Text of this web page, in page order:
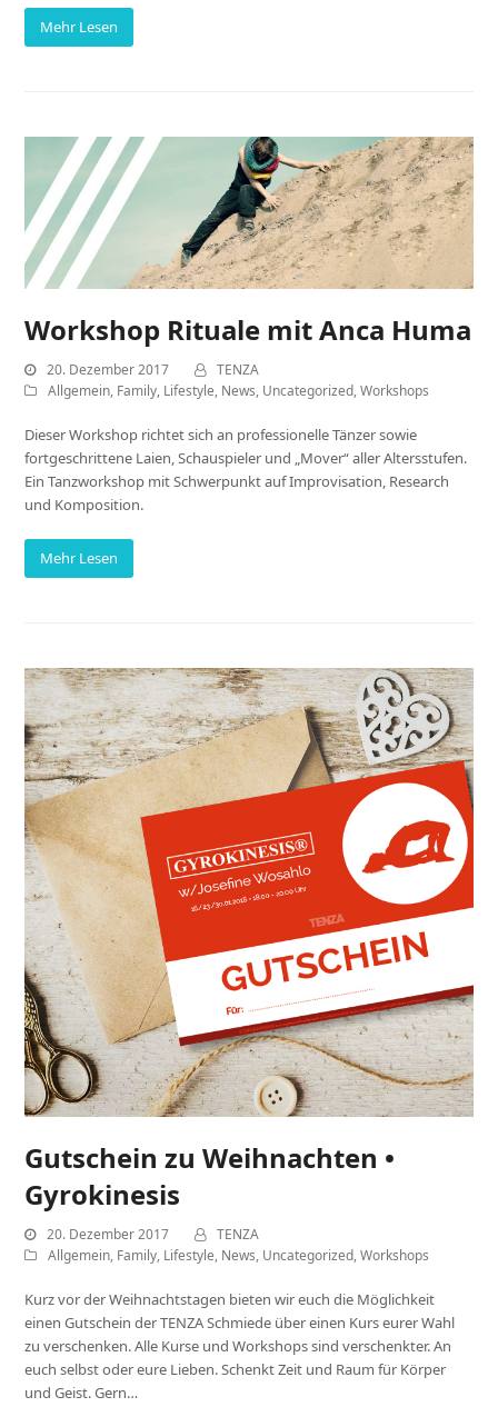
Mehr Lesen
Workshop Rituale mit Anca Huma
20. Dezember 2017
TENZA
Allgemein, Family, Lifestyle, News, Uncategorized,Workshops
Dieser Workshop richtet sich an professionelle Tänzer sowie
fortgeschrittene Laien, Schauspieler und „Mover“ aller Altersstufen.
Ein Tanzworkshop mit Schwerpunkt auf Improvisation, Research
und Komposition.
Mehr Lesen
Gutschein zu Weihnachten •
Gyrokinesis
20. Dezember 2017
TENZA
Allgemein, Family, Lifestyle, News, Uncategorized,Workshops
Kurz vor der Weihnachtstagen bieten wir euch die Möglichkeit
einen Gutschein der TENZA Schmiede über einen Kurs eurer Wahl
zu verschenken. Alle Kurse und Workshops sind verschenkter. An
euch selbst oder eure Lieben. Schenkt Zeit und Raum für Körper
und Geist. Gern…